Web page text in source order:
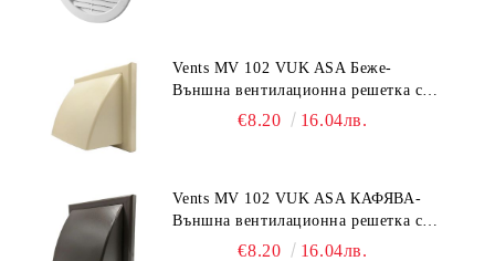
Vents MV 102 VUK ASA Беже-
Външна вентилационна решетка с
гравитачна клапа Ø 100, Ø 125,
€8.20 16.04лв.
Vents MV 102 VUK ASA КАФЯВА-
Външна вентилационна решетка с
гравитачна клапа Ø 100, Ø 125,
€8.20 16.04лв.